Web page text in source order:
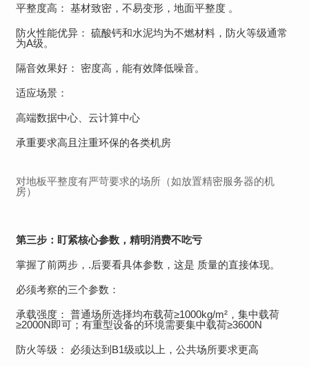
平整度高： 基材致密，不易变形，地面平整度 。
防火性能优异： 硫酸钙和水泥均为不燃材料，防火等级通常
为A级。
隔音效果好： 密度高，能有效降低噪音。
适应场景：
高端数据中心、云计算中心
承重要求高且注重环保的各类机房
对地板平整度有严苛要求的场所（如放置精密服务器的机
房）
第三步：盯紧核心参数，精明消费不吃亏
掌握了前两步，.后要看具体参数，这是 质量的直接体现。
必须考察的三个参数：
承载强度： 普通场所选择均布载荷≥1000kg/m²，集中载荷
≥2000N即可；有重型设备的环境需要集中载荷≥3600N
防火等级： 必须达到B1级或以上，公共场所要求更高